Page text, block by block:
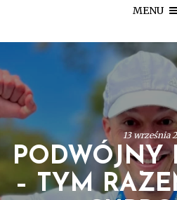
MENU
13 września
PODWÓJNY
– TYM